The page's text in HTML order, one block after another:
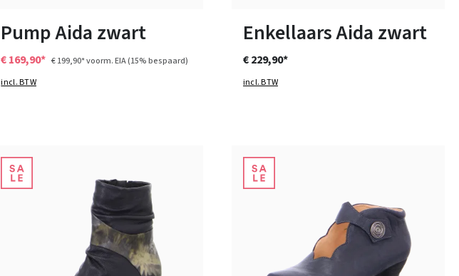
Pump Aida zwart
€ 169,90* € 199,90*voorm. EIA(15% bespaard)
incl. BTW
Enkellaars Aida zwart
€ 229,90*
incl. BTW